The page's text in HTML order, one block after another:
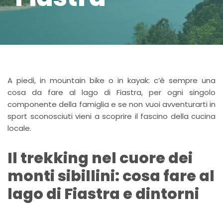
A piedi, in mountain bike o in kayak: c’è sempre una
cosa da fare al lago di Fiastra, per ogni singolo
componente della famiglia e se non vuoi avventurarti in
sport sconosciuti vieni a scoprire il fascino della cucina
locale.
Il trekking nel cuore dei
monti sibillini: cosa fare al
lago di Fiastra e dintorni